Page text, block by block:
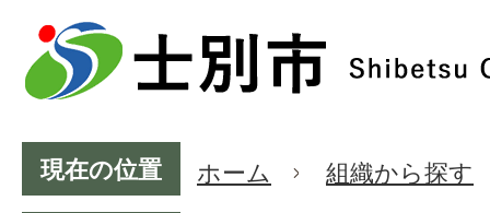
現在の位置 ホーム 組織から探す